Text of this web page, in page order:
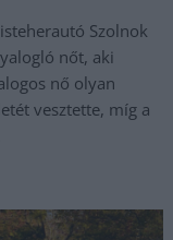
Szolnok
nőt, aki
nő olyan
vesztette, míg a